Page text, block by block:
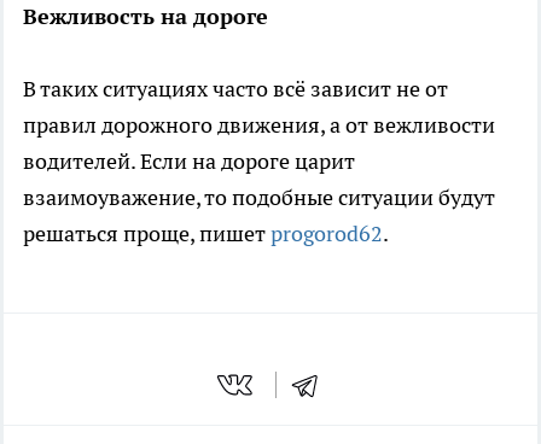
Вежливость на дороге
В таких ситуациях часто всё зависит не от
правил дорожного движения, а от вежливости
водителей. Если на дороге царит
взаимоуважение, то подобные ситуации будут
решаться проще, пишетprogorod62.